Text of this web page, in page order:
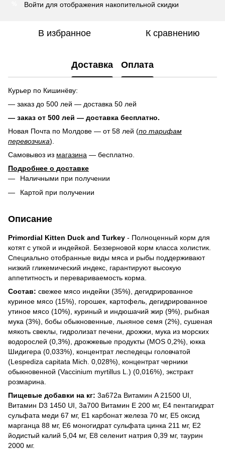
Войти для отображения накопительной скидки
В избранное К сравнению
Доставка Оплата
Курьер по Кишинёву:
— заказ до 500 лей — доставка 50 лей
— заказ от 500 лей — доставка бесплатно.
Новая Почта по Молдове — от 58 лей (по тарифам
перевозчика).
Самовывоз из магазина — бесплатно.
Подробнее о доставке
Наличными при получении
Картой при получении
Описание
Primordial Kitten Duck and Turkey - Полноценный корм для
котят с уткой и индейкой. Беззерновой корм класса холистик.
Специально отобранные виды мяса и рыбы поддерживают
низкий гликемический индекс, гарантируют высокую
аппетитность и перевариваемость корма.
Состав: свежее мясо индейки (35%), дегидрированное
куриное мясо (15%), горошек, картофель, дегидрированное
утиное мясо (10%), куриный и индюшачий жир (9%), рыбная
мука (3%), бобы обыкновенные, льняное семя (2%), сушеная
мякоть свеклы, гидролизат печени, дрожжи, мука из морских
водорослей (0,3%), дрожжевые продукты (MOS 0,2%), юкка
Шидигера (0,033%), концентрат леспедецы головчатой
(Lespediza capitata Mich. 0,028%), концентрат черники
обыкновенной (Vaccinium myrtillus L.) (0,016%), экстракт
розмарина.
Пищевые добавки на кг: 3a672a Витамин A 21500 UI,
Витамин D3 1450 UI, 3a700 Витамин E 200 мг, E4 пентагидрат
сульфата меди 67 мг, E1 карбонат железа 70 мг, E5 оксид
марганца 88 мг, E6 моногидрат сульфата цинка 211 мг, E2
йодистый калий 5,04 мг, E8 селенит натрия 0,39 мг, таурин
2000 мг.